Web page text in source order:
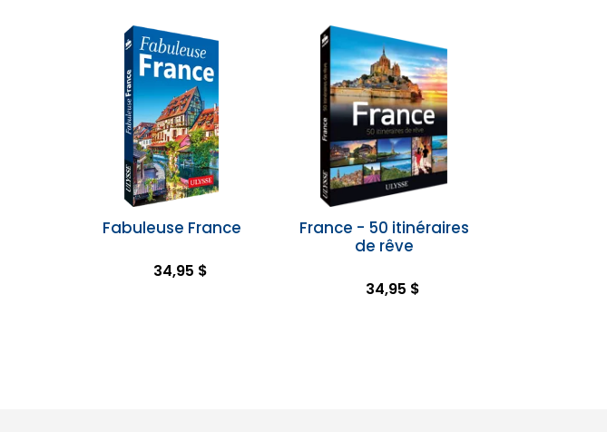
Fabuleuse France
34,95 $
France - 50 itinéraires
de rêve
34,95 $